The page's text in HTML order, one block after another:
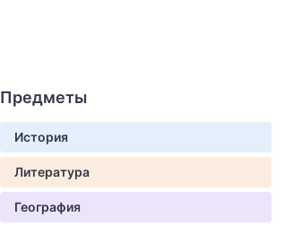
Предметы
История
Литература
География